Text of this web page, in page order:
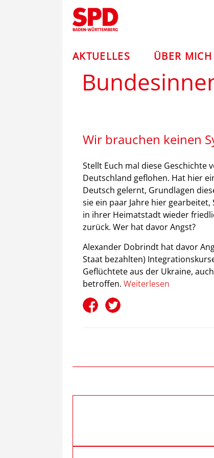
Andreas
SPD
AKTUELLES ÜBER MICH
Wir brauchen keinen
Stellt Euch mal diese Geschichte
Deutschland geflohen. Hat hier
Deutsch gelernt, Grundlagen
sie ein paar Jahre hier
in ihrer Heimatstadt wieder
zurück. Wer hat davor Angst?
Alexander Dobrindt hat davor
Staat bezahlten)
Geflüchtete aus der Ukraine,
betroffen. Weiterlesen